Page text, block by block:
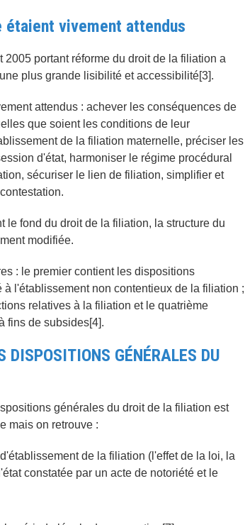
vivement attendus
2005 portant réforme du droit de la filiation a
plus grande lisibilité et accessibilité[3].
attendus : achever les conséquences de
que soient les conditions de leur
de la filiation maternelle, préciser les
d'état, harmoniser le régime procédural
sécuriser le lien de filiation, simplifier et
le fond du droit de la filiation, la structure du
modifiée.
: le premier contient les dispositions
l'établissement non contentieux de la filiation ;
relatives à la filiation et le quatrième
fins de subsides[4].
DISPOSITIONS GÉNÉRALES DU
générales du droit de la filiation est
mais on retrouve :
de la filiation (l'effet de la loi, la
constatée par un acte de notoriété et le